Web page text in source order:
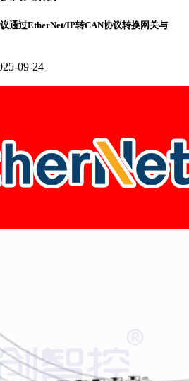
通过EtherNet/IP转CAN协议转换网关与
09-24